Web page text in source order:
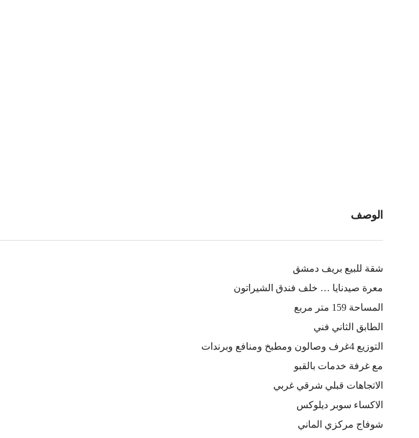
الوصف
شقة للبيع بريف دمشق
معرة صيدنايا … خلف فندق الشيراتون
المساحة 159 متر مربع
الطابق الثاني فني
التوزيع 4غرف وصالون ومطبخ ومنافع وبرندات
مع غرفة خدمات بالقبو
الاتجاهات قبلي شرقي غربي
الاكساء سوبر ديلوكس
شوفاج مركزي الماني